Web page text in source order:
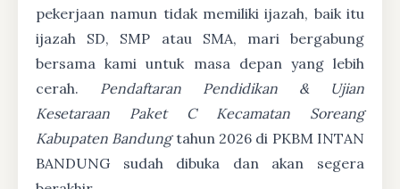
pekerjaan namun tidak memiliki ijazah, baik itu
ijazah SD, SMP atau SMA, mari bergabung
bersama kami untuk masa depan yang lebih
cerah. Pendaftaran Pendidikan & Ujian
Kesetaraan Paket C Kecamatan Soreang
Kabupaten Bandungtahun 2026 di PKBM INTAN
BANDUNG sudah dibuka dan akan segera